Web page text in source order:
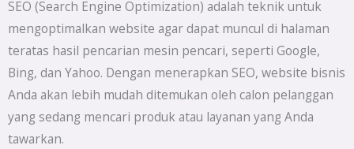
SEO (Search Engine Optimization) adalah teknik untuk
mengoptimalkan website agar dapat muncul di halaman
teratas hasil pencarian mesin pencari, seperti Google,
Bing, dan Yahoo. Dengan menerapkan SEO, website bisnis
Anda akan lebih mudah ditemukan oleh calon pelanggan
yang sedang mencari produk atau layanan yang Anda
tawarkan.